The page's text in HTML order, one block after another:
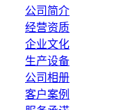
公司简介
经营资质
企业文化
生产设备
公司相册
客户案例